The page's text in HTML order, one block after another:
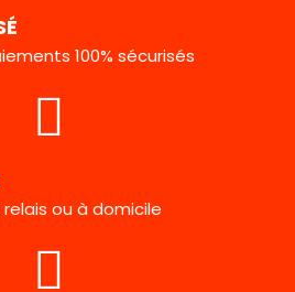
100% sécurisés
relais ou à domicile